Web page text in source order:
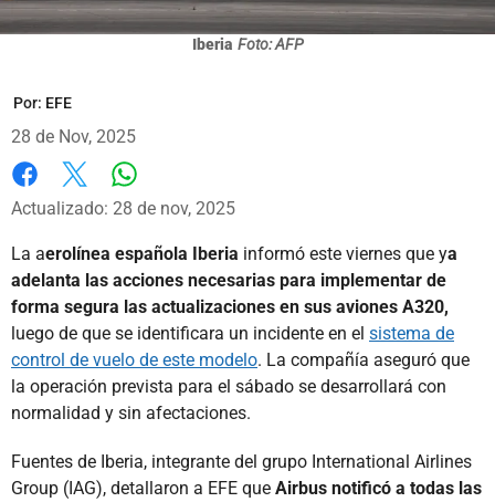
Iberia Foto: AFP
Por: EFE
28 de Nov, 2025
Facebook
X
Actualizado: 28 de nov, 2025
La aerolínea española Iberia informó este viernes que ya
adelanta las acciones necesarias para implementar de
forma segura las actualizaciones en sus aviones A320,
luego de que se identificara un incidente en el sistema de
control de vuelo de este modelo. La compañía aseguró que
la operación prevista para el sábado se desarrollará con
normalidad y sin afectaciones.
Fuentes de Iberia, integrante del grupo International Airlines
Group (IAG), detallaron a EFE que Airbus notificó a todas las